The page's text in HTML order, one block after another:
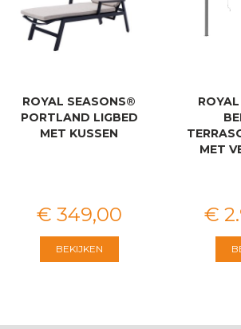
ROYAL SEASONS®
PORTLAND LIGBED
MET KUSSEN
€ 349,00
BEKIJKEN
MET
€